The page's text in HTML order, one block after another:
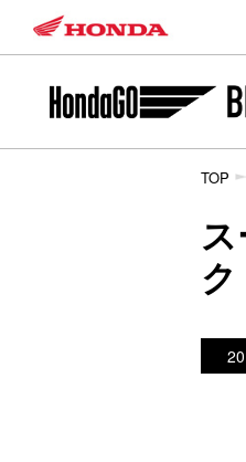
TOP